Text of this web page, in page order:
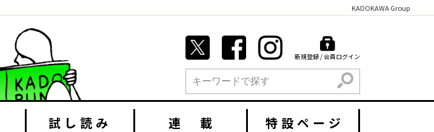
KADOKAWA Group
新規登録 / 会員ログイン
検索
試し読み 連 載 特設ページ